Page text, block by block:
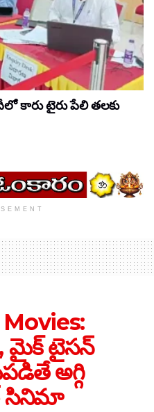
కారు టైరు పేలి తలకు
మైక్ టైసన్
అగ్గి
సినిమా